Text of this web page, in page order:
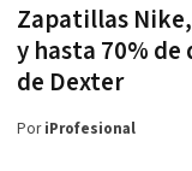
Zapatillas Nike,
y hasta 70%
de Dexter
PoriProfesional